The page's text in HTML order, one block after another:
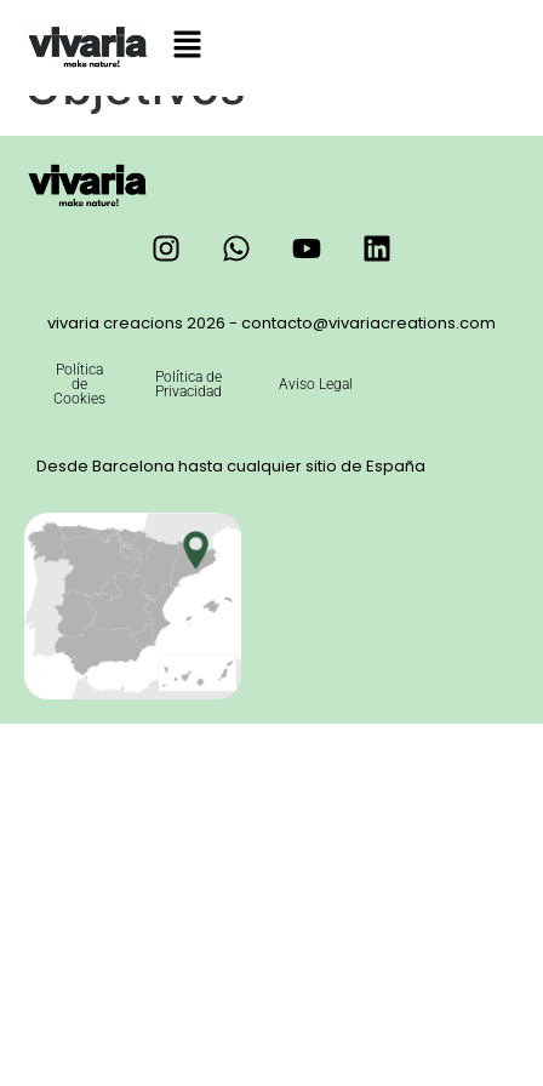
Objetivos
vivaria creacions 2026 - contacto@vivariacreations.com
Política
de
Cookies
Política de
Privacidad
Aviso Legal
Desde Barcelona hasta cualquier sitio de España